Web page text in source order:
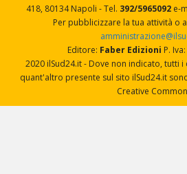
418, 80134 Napoli - Tel. 392/5965092 e-
Per pubblicizzare la tua attività o
Editore: Faber Edizioni P.
2020 ilSud24.it - Dove non indicato, tutti
quant'altro presente sul sito ilSud24.it
Creative